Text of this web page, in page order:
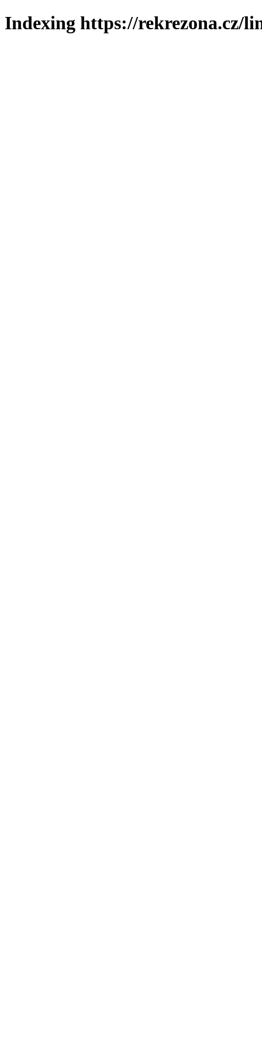
Indexing https://rekrezona.cz/